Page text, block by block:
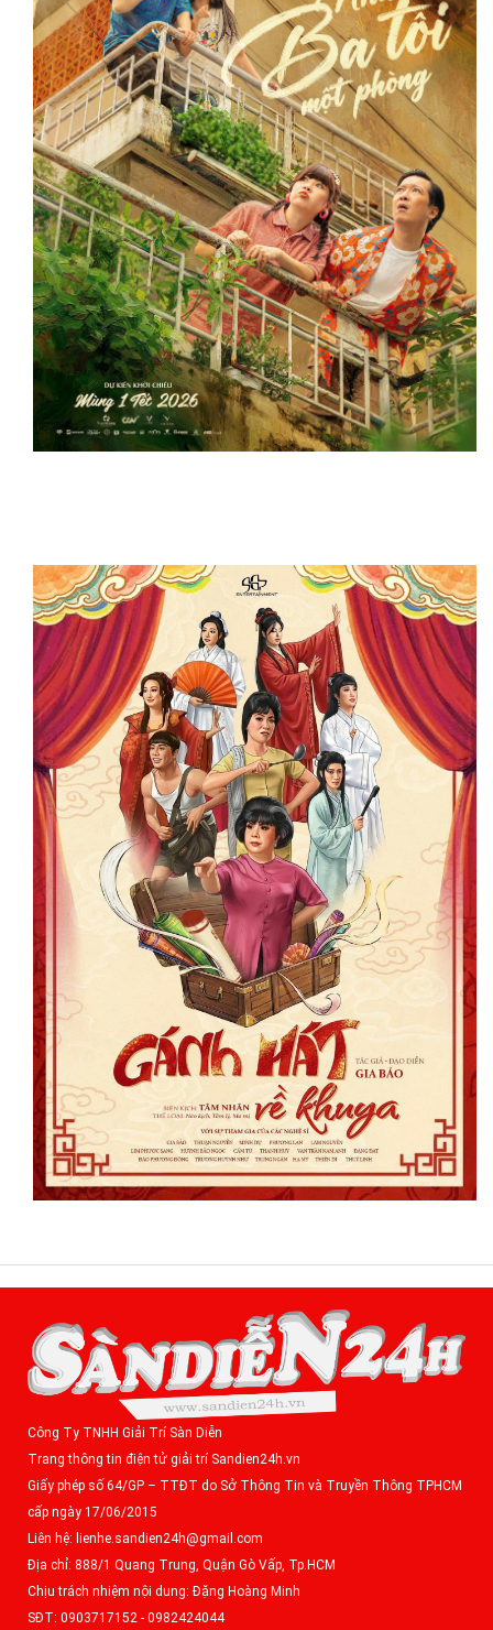
Công Ty TNHH Giải Trí Sàn Diễn
Trang thông tin điện tử giải trí Sandien24h.vn
Giấy phép số 64/GP – TTĐT do Sở Thông Tin và Truyền Thông TPHCM
cấp ngày 17/06/2015
Liên hệ: lienhe.sandien24h@gmail.com
Địa chỉ: 888/1 Quang Trung, Quận Gò Vấp, Tp.HCM
Chịu trách nhiệm nội dung: Đặng Hoàng Minh
SĐT: 0903717152 - 0982424044